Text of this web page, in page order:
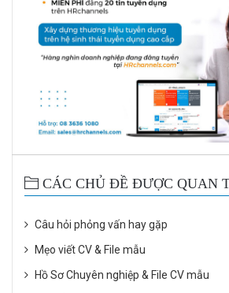
CÁC CHỦ ĐỀ ĐƯỢC QUAN
Câu hỏi phỏng vấn hay gặp
Mẹo viết CV & File mẫu
Hồ Sơ Chuyên nghiệp & File CV mẫu